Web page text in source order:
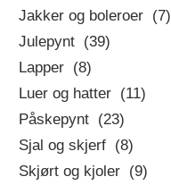
Jakker og boleroer (7)
Julepynt (39)
Lapper (8)
Luer og hatter (11)
Påskepynt (23)
Sjal og skjerf (8)
Skjørt og kjoler (9)